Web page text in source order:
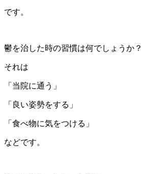
です。
鬱を治した時の習慣は何でしょうか？
それは
「当院に通う」
「良い姿勢をする」
「食べ物に気をつける」
などです。